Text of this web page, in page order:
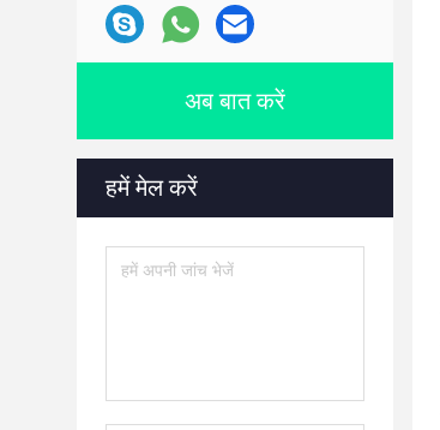
अब बात करें
हमें मेल करें